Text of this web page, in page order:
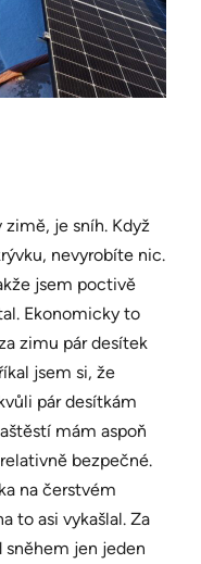
zimě, je sníh. Když
nevyrobíte nic.
jsem poctivě
Ekonomicky to
zimu pár desítek
jsem si, že
pár desítkám
mám aspoň
bezpečné.
na čerstvém
to asi vykašlal. Za
jen jeden